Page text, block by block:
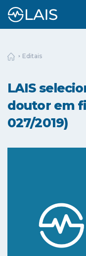
Editais
LAIS
doutor em
027/2019)